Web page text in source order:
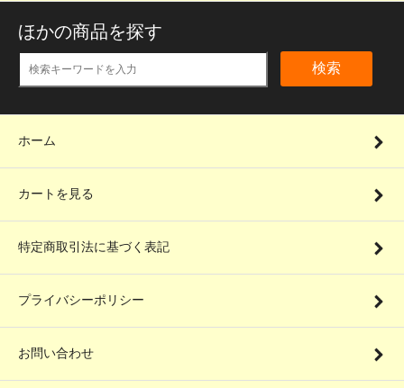
ほかの商品を探す
検索
ホーム
カートを見る
特定商取引法に基づく表記
プライバシーポリシー
お問い合わせ